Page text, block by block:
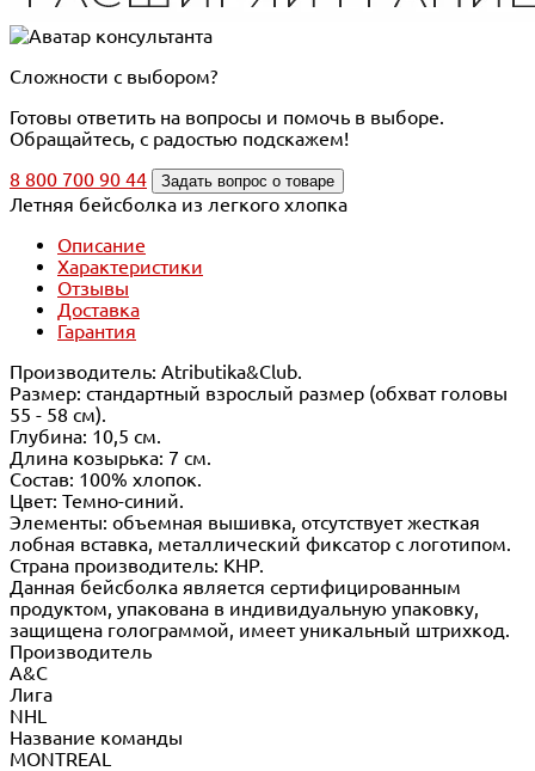
Сложности с выбором?
Готовы ответить на вопросы и помочь в выборе.
Обращайтесь, с радостью подскажем!
8 800 700 90 44
Задать вопрос о товаре
Летняя бейсболка из легкого хлопка
Описание
Характеристики
Отзывы
Доставка
Гарантия
Производитель: Atributika&Club.
Размер: стандартный взрослый размер (обхват головы
55 - 58 см).
Глубина: 10,5 см.
Длина козырька: 7 см.
Состав: 100% хлопок.
Цвет: Темно-синий.
Элементы: объемная вышивка, отсутствует жесткая
лобная вставка, металлический фиксатор с логотипом.
Страна производитель: КНР.
Данная бейсболка является сертифицированным
продуктом, упакована в индивидуальную упаковку,
защищена голограммой, имеет уникальный штрихкод.
Производитель
A&C
Лига
NHL
Название команды
MONTREAL